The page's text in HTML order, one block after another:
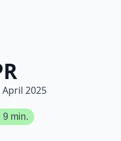
2025
9 min.